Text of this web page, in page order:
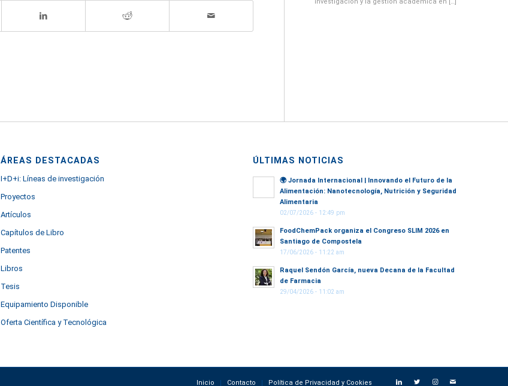
ÁREAS DESTACADAS
I+D+i: Líneas de investigación
Proyectos
Artículos
Capítulos de Libro
Patentes
Libros
Tesis
Equipamiento Disponible
Oferta Científica y Tecnológica
ÚLTIMAS NOTICIAS
🌍 Jornada Internacional | Innovando el Futuro de la
Alimentación: Nanotecnología, Nutrición y Seguridad
Alimentaria
02/07/2026 - 12:49 pm
FoodChemPack organiza el Congreso SLIM 2026 en
Santiago de Compostela
17/06/2026 - 11:22 am
Raquel Sendón García, nueva Decana de la Facultad
de Farmacia
29/04/2026 - 11:02 am
Inicio Contacto Política de Privacidad y Cookies